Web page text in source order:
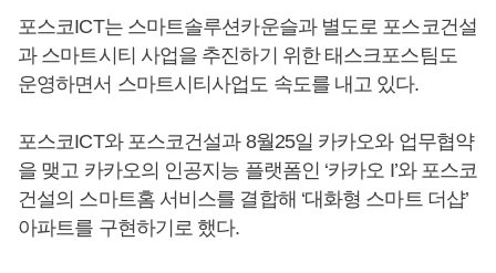
포스코ICT는 스마트솔루션카운슬과 별도로 포스코건설
과 스마트시티 사업을 추진하기 위한 태스크포스팀도
운영하면서 스마트시티사업도 속도를 내고 있다.
포스코ICT와 포스코건설과 8월25일 카카오와 업무협약
을 맺고 카카오의 인공지능 플랫폼인 ‘카카오 I’와 포스코
건설의 스마트홈 서비스를 결합해 ‘대화형 스마트 더샵’
아파트를 구현하기로 했다.